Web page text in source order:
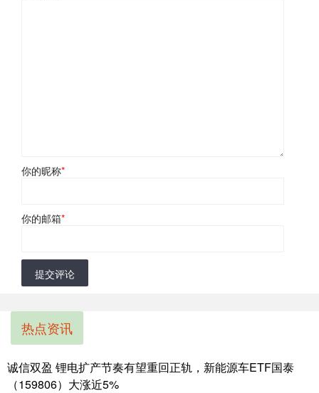
你的昵称*
你的邮箱*
提交评论
热点资讯
诚信双盈 锂电扩产节奏有望重回正轨，新能源车ETF国泰
（159806）大涨近5%